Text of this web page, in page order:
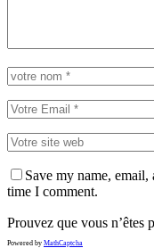
Save my name,
time I comment.
Prouvez que vous n’êtes
Powered by MathCaptcha